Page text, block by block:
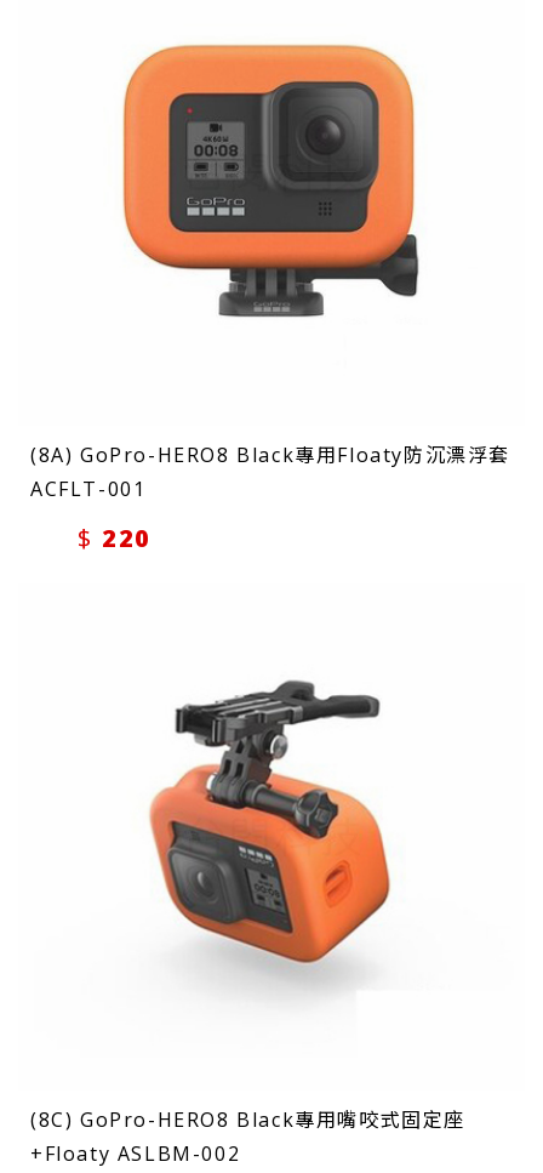
(8A) GoPro-HERO8 Black專用Floaty防沉漂浮套
ACFLT-001
220
(8C) GoPro-HERO8 Black專用嘴咬式固定座
+Floaty ASLBM-002